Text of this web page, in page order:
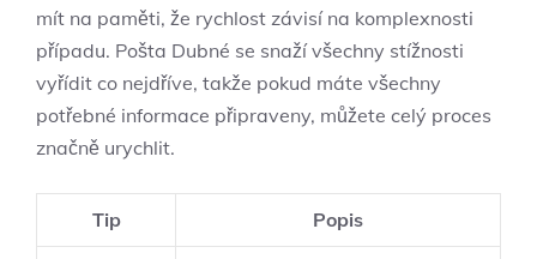
mít na paměti, že rychlost závisí na komplexnosti
případu. Pošta Dubné se snaží všechny stížnosti
vyřídit co nejdříve, takže pokud máte všechny
potřebné informace připraveny, můžete celý proces
značně urychlit.
Tip Popis